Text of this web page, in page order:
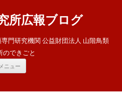
所広報ブログ
門研究機関 公益財団法人 山階鳥類
のできごと
メニュー
ツ